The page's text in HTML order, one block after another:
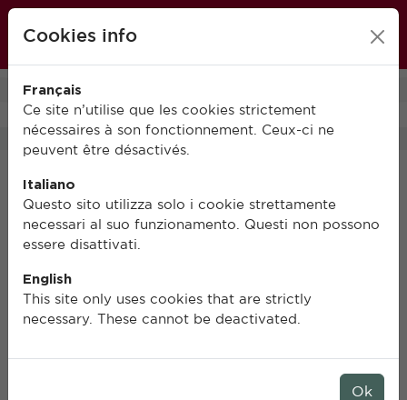
Cookies info
Français
Ce site n’utilise que les cookies strictement
nécessaires à son fonctionnement. Ceux-ci ne
peuvent être désactivés.
Italiano
Questo sito utilizza solo i cookie strettamente
necessari al suo funzionamento. Questi non possono
essere disattivati.
English
This site only uses cookies that are strictly
necessary. These cannot be deactivated.
Ok